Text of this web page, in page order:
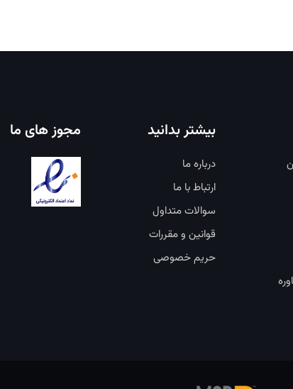
بیشتر بدانید
درباره ما
ارتباط با ما
سوالات متداول
قوانین و مقررات
حریم خصوصی
مجوز های ما